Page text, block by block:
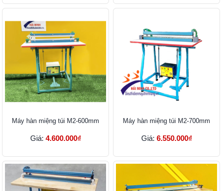
Máy hàn miệng túi M2-600mm
Giá: 4.600.000₫
Máy hàn miệng túi M2-700mm
Giá: 6.550.000₫